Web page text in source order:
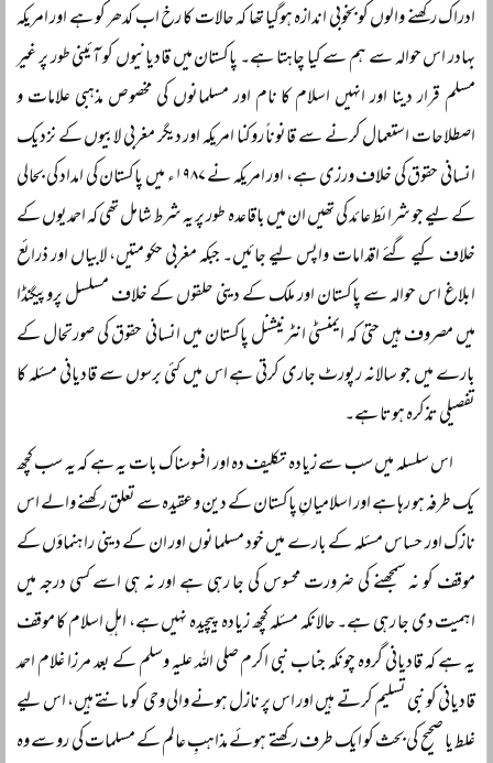
ادراک رکھنے والوں کو بخوبی اندازہ ہوگیا تھا کہ حالات کا رخ اب کدھر کو ہے اور امریکہ
بہادر اس حوالہ سے ہم سے کیا چاہتا ہے۔ پاکستان میں قادیانیوں کو آئینی طور پر غیر
مسلم قرار دینا اور انہیں اسلام کا نام اور مسلمانوں کی مخصوص مذہبی علامات و
اصطلاحات استعمال کرنے سے قانوناً روکنا امریکہ اور دیگر مغربی لابیوں کے نزدیک
انسانی حقوق کی خلاف ورزی ہے، اور امریکہ نے ۱۹۸۷ء میں پاکستان کی امداد کی بحالی
کے لیے جو شرائط عائد کی تھیں ان میں باقاعدہ طور پر یہ شرط شامل تھی کہ احمدیوں کے
خلاف کیے گئے اقدامات واپس لیے جائیں۔ جبکہ مغربی حکومتیں، لابیاں اور ذرائع
ابلاغ اس حوالہ سے پاکستان اور ملک کے دینی حلقوں کے خلاف مسلسل پروپیگنڈا
میں مصروف ہیں حتیٰ کہ ایمنسٹی انٹرنیشنل پاکستان میں انسانی حقوق کی صورتحال کے
بارے میں جو سالانہ رپورٹ جاری کرتی ہے اس میں کئی برسوں سے قادیانی مسئلہ کا
تفصیلی تذکرہ ہوتا ہے۔
اس سلسلہ میں سب سے زیادہ تکلیف دہ اور افسوسناک بات یہ ہے کہ یہ سب کچھ
یک طرفہ ہو رہا ہے اور اسلامیانِ پاکستان کے دین و عقیدہ سے تعلق رکھنے والے اس
نازک اور حساس مسئلہ کے بارے میں خود مسلمانوں اور ان کے دینی راہنماؤں کے
موقف کو نہ سمجھنے کی ضرورت محسوس کی جا رہی ہے اور نہ ہی اسے کسی درجہ میں
اہمیت دی جا رہی ہے۔ حالانکہ مسئلہ کچھ زیادہ پیچیدہ نہیں ہے، اہلِ اسلام کا موقف
یہ ہے کہ قادیانی گروہ چونکہ جناب نبی اکرم صلی اللہ علیہ وسلم کے بعد مرزا غلام احمد
قادیانی کو نبی تسلیم کرتے ہیں اور اس پر نازل ہونے والی وحی کو مانتے ہیں، اس لیے
غلط یا صحیح کی بحث کو ایک طرف رکھتے ہوئے مذاہبِ عالم کے مسلمات کی رو سے وہ